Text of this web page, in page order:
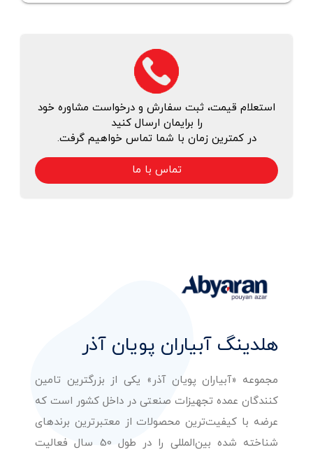
استعلام قیمت، ثبت سفارش و درخواست مشاوره خود
را برایمان ارسال کنید
در کمترین زمان با شما تماس خواهیم گرفت.
تماس با ما
هلدینگ آبیاران پویان آذر
مجموعه «آبیاران پویان آذر» یکی از بزرگترین تامین
کنندگان عمده تجهیزات صنعتی در داخل کشور است که
عرضه با کیفیت‌ترین محصولات از معتبرترین برندهای
شناخته شده بین‌المللی را در طول 50 سال فعالیت